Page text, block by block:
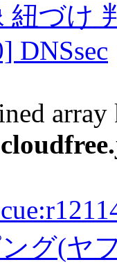
紐づけ
DNSsec
グ(ヤ